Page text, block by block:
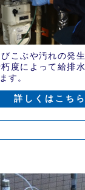
こぶや汚れの発
度によって給排
す。
詳しくはこちら